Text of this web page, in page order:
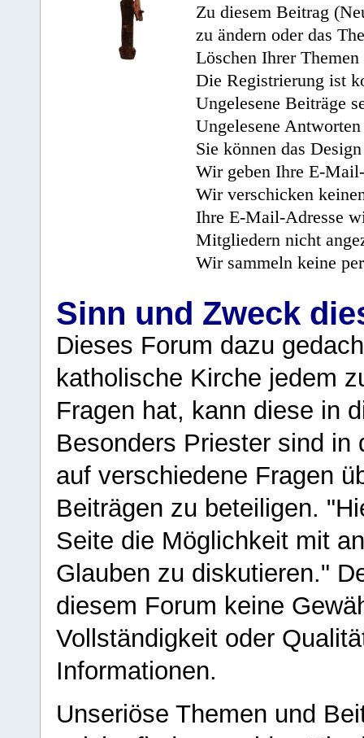
Zu diesem Beitrag
zu ändern oder das
Löschen Ihrer
Die Registrierung ist
Ungelesene Beiträge
Ungelesene
Sie können das
Wir geben Ihre E-
Wir verschicken
Ihre E-Mail-Adresse
Mitgliedern nicht
Wir sammeln keine
Sinn und Zweck
Dieses Forum dazu
katholische Kirche jedem
Fragen hat, kann diese in
Besonders Priester sind in
auf verschiedene Fragen
Beiträgen zu beteiligen.
Seite die Möglichkeit mit
Glauben zu diskutieren."
diesem Forum keine
Vollständigkeit oder
Informationen.
Unseriöse Themen und